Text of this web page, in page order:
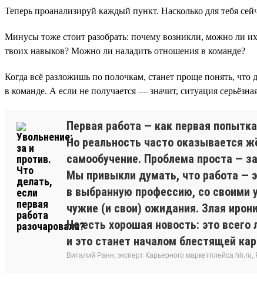
Теперь проанализируй каждый пункт. Насколько для тебя
Минусы тоже стоит разобрать: почему возникли, можно ли
твоих навыков? Можно ли наладить отношения в команде?
Когда всё разложишь по полочкам, станет проще понять,
в команде. А если не получается — значит, ситуация
Первая работа — как первая
Но реальность часто оказывается
самообучение. Проблема проста —
Мы привыкли думать, что работа —
в выбранную профессию, со своими
чужие (и свои) ожидания. Злая
Но есть хорошая новость: это
и это станет началом блестящей
Виталий Ранн, эксперт Карьерного маркетплейса